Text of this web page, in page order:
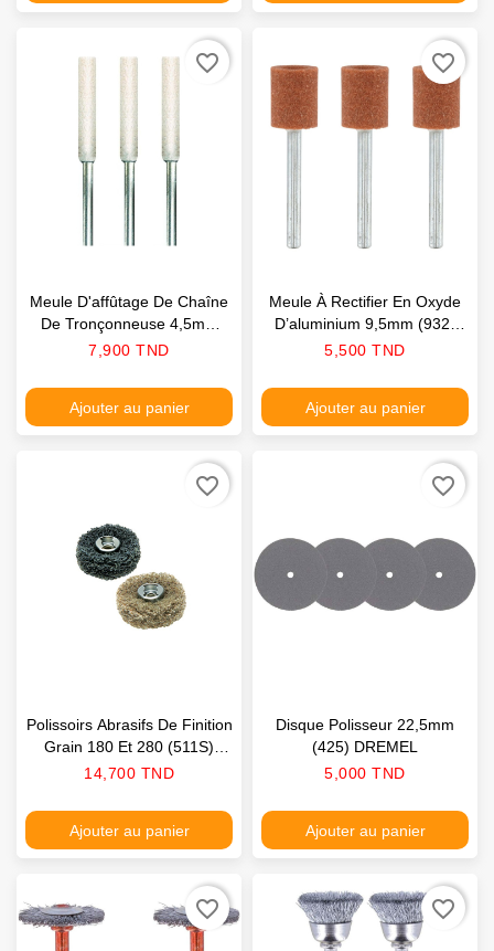
Meule D'affûtage De Chaîne
De Tronçonneuse 4,5mm
(457) DREMEL
Prix
7,900 TND
Ajouter au panier
favorite_border
Meule À Rectifier En Oxyde
D’aluminium 9,5mm (932)
DREMEL
Prix
5,500 TND
Ajouter au panier
favorite_border
Polissoirs Abrasifs De Finition
Grain 180 Et 280 (511S)
DREMEL
Prix
14,700 TND
Ajouter au panier
favorite_border
Disque Polisseur 22,5mm
(425) DREMEL
Prix
5,000 TND
Ajouter au panier
favorite_border
favorite_border favorite_border